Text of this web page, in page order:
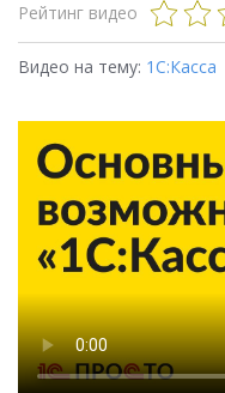
Рейтинг видео
Видео на тему: 1С:Касса